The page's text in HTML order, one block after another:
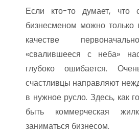
Если кто-то думает, что
бизнесменом можно
качестве
«свалившееся с неба»
глубоко ошибается.
счастливцы направляют
в нужное русло. Здесь, как
быть коммерческая
заниматься бизнесом.